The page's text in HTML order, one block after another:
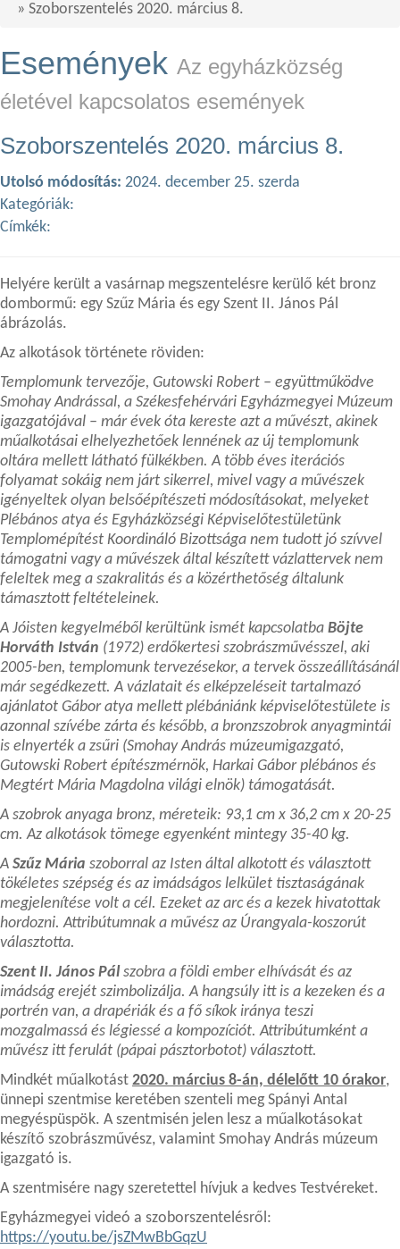
» Szoborszentelés 2020. március 8.
Események Az egyházközség
életével kapcsolatos események
Szoborszentelés 2020. március 8.
Utolsó módosítás: 2024. december 25. szerda
Kategóriák:
Címkék:
Helyére került a vasárnap megszentelésre kerülő két bronz
dombormű: egy Szűz Mária és egy Szent II. János Pál
ábrázolás.
Az alkotások története röviden:
Templomunk tervezője, Gutowski Robert – együttműködve
Smohay Andrással, a Székesfehérvári Egyházmegyei Múzeum
igazgatójával – már évek óta kereste azt a művészt, akinek
műalkotásai elhelyezhetőek lennének az új templomunk
oltára mellett látható fülkékben. A több éves iterációs
folyamat sokáig nem járt sikerrel, mivel vagy a művészek
igényeltek olyan belsőépítészeti módosításokat, melyeket
Plébános atya és Egyházközségi Képviselőtestületünk
Templomépítést Koordináló Bizottsága nem tudott jó szívvel
támogatni vagy a művészek által készített vázlattervek nem
feleltek meg a szakralitás és a közérthetőség általunk
támasztott feltételeinek.
A Jóisten kegyelméből kerültünk ismét kapcsolatba Böjte
Horváth István (1972) erdőkertesi szobrászművésszel, aki
2005-ben, templomunk tervezésekor, a tervek összeállításánál
már segédkezett. A vázlatait és elképzeléseit tartalmazó
ajánlatot Gábor atya mellett plébániánk képviselőtestülete is
azonnal szívébe zárta és később, a bronzszobrok anyagmintái
is elnyerték a zsűri (Smohay András múzeumigazgató,
Gutowski Robert építészmérnök, Harkai Gábor plébános és
Megtért Mária Magdolna világi elnök) támogatását.
A szobrok anyaga bronz, méreteik: 93,1 cm x 36,2 cm x 20-25
cm. Az alkotások tömege egyenként mintegy 35-40 kg.
A Szűz Mária szoborral az Isten által alkotott és választott
tökéletes szépség és az imádságos lelkület tisztaságának
megjelenítése volt a cél. Ezeket az arc és a kezek hivatottak
hordozni. Attribútumnak a művész az Úrangyala-koszorút
választotta.
Szent II. János Pál szobra a földi ember elhívását és az
imádság erejét szimbolizálja. A hangsúly itt is a kezeken és a
portrén van, a drapériák és a fő síkok iránya teszi
mozgalmassá és légiessé a kompozíciót. Attribútumként a
művész itt ferulát (pápai pásztorbotot) választott.
Mindkét műalkotást 2020. március 8-án, délelőtt 10 órakor,
ünnepi szentmise keretében szenteli meg Spányi Antal
megyéspüspök. A szentmisén jelen lesz a műalkotásokat
készítő szobrászművész, valamint Smohay András múzeum
igazgató is.
A szentmisére nagy szeretettel hívjuk a kedves Testvéreket.
Egyházmegyei videó a szoborszentelésről:
https://youtu.be/jsZMwBbGqzU